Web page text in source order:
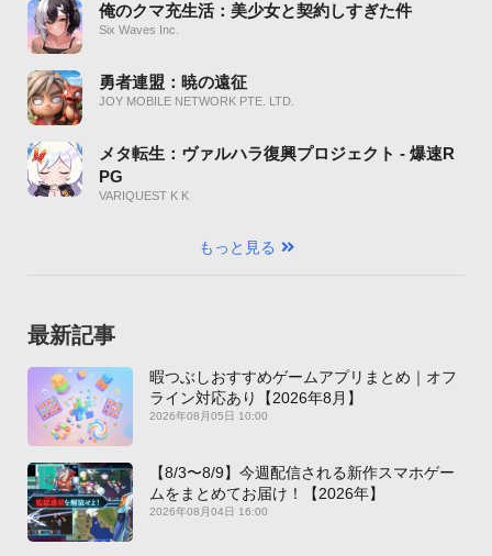
俺のクマ充生活：美少女と契約しすぎた件
Six Waves Inc.
勇者連盟：暁の遠征
JOY MOBILE NETWORK PTE. LTD.
メタ転生：ヴァルハラ復興プロジェクト - 爆速R
PG
VARIQUEST K K
もっと見る
最新記事
暇つぶしおすすめゲームアプリまとめ｜オフ
ライン対応あり【2026年8月】
2026年08月05日 10:00
【8/3〜8/9】今週配信される新作スマホゲー
ムをまとめてお届け！【2026年】
2026年08月04日 16:00